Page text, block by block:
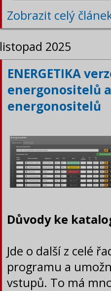
Zobrazit celý
listopad 2025
ENERGETIKA
energonositelů
energonositelů
Důvody ke
Jde o další z celé
programu a
vstupů. To má